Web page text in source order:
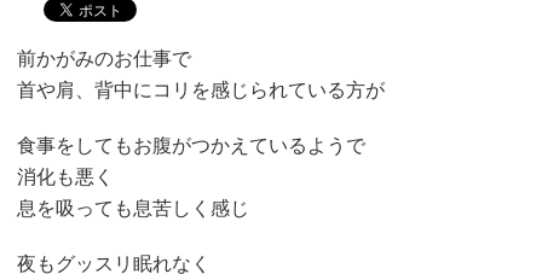
前かがみのお仕事で
首や肩、背中にコリを感じられている方が
食事をしてもお腹がつかえているようで
消化も悪く
息を吸っても息苦しく感じ
夜もグッスリ眠れなく